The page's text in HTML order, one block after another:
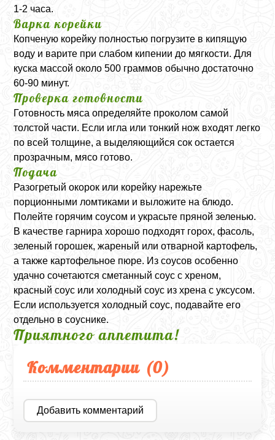
1-2 часа.
Варка корейки
Копченую корейку полностью погрузите в кипящую
воду и варите при слабом кипении до мягкости. Для
куска массой около 500 граммов обычно достаточно
60-90 минут.
Проверка готовности
Готовность мяса определяйте проколом самой
толстой части. Если игла или тонкий нож входят легко
по всей толщине, а выделяющийся сок остается
прозрачным, мясо готово.
Подача
Разогретый окорок или корейку нарежьте
порционными ломтиками и выложите на блюдо.
Полейте горячим соусом и украсьте пряной зеленью.
В качестве гарнира хорошо подходят горох, фасоль,
зеленый горошек, жареный или отварной картофель,
а также картофельное пюре. Из соусов особенно
удачно сочетаются сметанный соус с хреном,
красный соус или холодный соус из хрена с уксусом.
Если используется холодный соус, подавайте его
отдельно в соуснике.
Приятного аппетита!
Комментарии (0)
Добавить комментарий